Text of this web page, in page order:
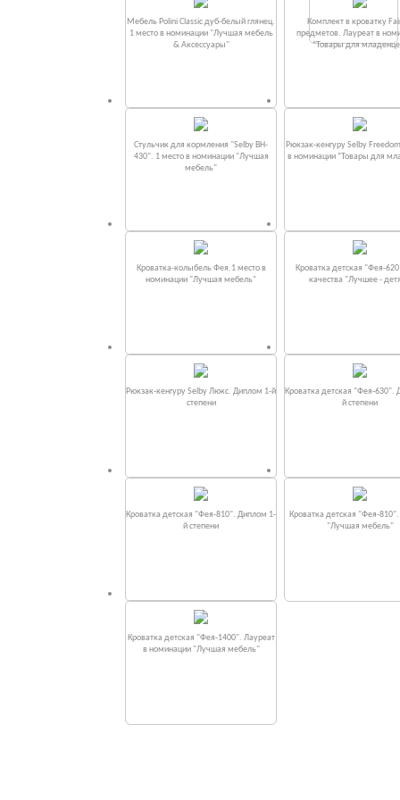
Мебель Polini Classic дуб-белый глянец.
1 место в номинации "Лучшая мебель
& Аксессуары"
Комплект в кроватку
предметов. Лауреат в
“Товары для
Стульчик для кормления "Selby BH-
430". 1 место в номинации "Лучшая
мебель"
Рюкзак-кенгуру Selby
в номинации “Товары для
Кроватка-колыбель Фея.1 место в
номинации "Лучшая мебель"
Кроватка детская "Фея-
качества "Лучшее -
Рюкзак-кенгуру Selby Люкс. Диплом 1-й
степени
Кроватка детская "Фея-630".
й степени
Кроватка детская "Фея-810". Диплом 1-
й степени
Кроватка детская "Фея-
"Лучшая мебель"
Кроватка детская "Фея-1400". Лауреат
в номинации "Лучшая мебель"